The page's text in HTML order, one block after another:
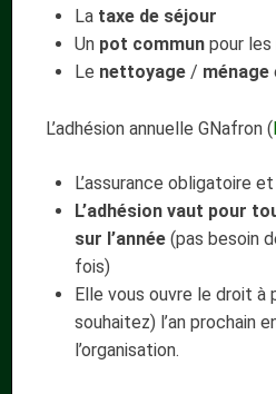
Lataxe de séjour
Unpot communpour les
Le nettoyage / ménage
L’adhésion annuelle GNafron (
L’assurance obligatoire
L’adhésion vaut pour
sur l’année(pas besoin
fois)
Elle vous ouvre le droit à
souhaitez) l’an prochain
l’organisation.